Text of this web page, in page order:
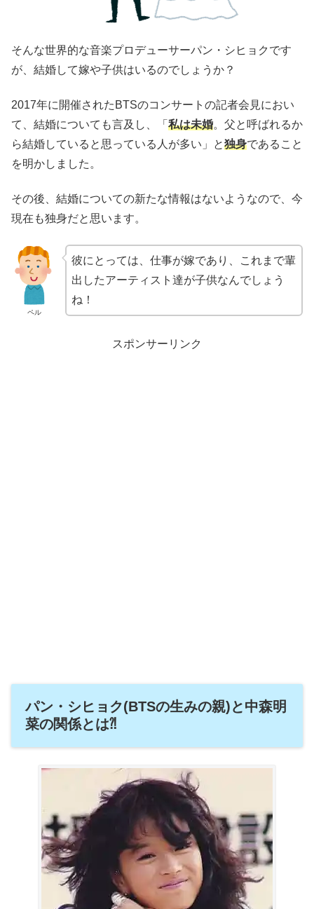
そんな世界的な音楽プロデューサーパン・シヒョクです
が、結婚して嫁や子供はいるのでしょうか？
2017年に開催された BTSのコンサートの記者会見におい
て、結婚についても言及し、「 私は未婚。父と呼ばれるか
ら結婚していると思っている人が多い」と独身であること
を明かしました。
その後、結婚についての新たな情報はないようなので、今
現在も独身だと思います。
ペル
彼にとっては、仕事が嫁であり、これまで輩
出したアーティスト達が子供なんでしょう
ね！
スポンサーリンク
パン・シヒョク(BTSの生みの親)と中森明
菜の関係とは⁈